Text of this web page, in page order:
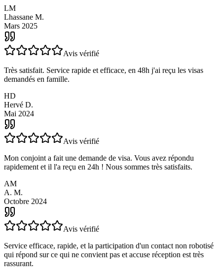
Service excellent. Les réponses aux messages et le traitement des
demandes sont rapides, bravo pour la qualité du service.
LM
Lhassane M.
Mars 2025
Avis vérifié
Très satisfait. Service rapide et efficace, en 48h j'ai reçu les visas
demandés en famille.
HD
Hervé D.
Mai 2024
Avis vérifié
Mon conjoint a fait une demande de visa. Vous avez répondu
rapidement et il l'a reçu en 24h ! Nous sommes très satisfaits.
AM
A. M.
Octobre 2024
Avis vérifié